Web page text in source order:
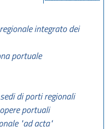
integrato dei
portuale
di porti regionali
portuali
"ad acta"